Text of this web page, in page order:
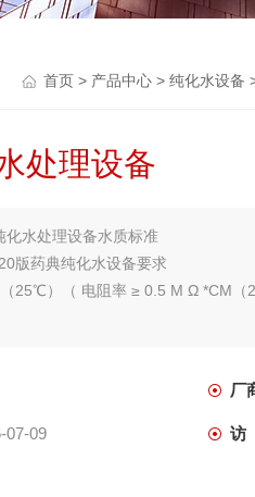
首页 > 产品中心 > 纯化水设备
处理设备
化水处理设备水质标准
版药典纯化水设备要求
25℃）（ 电阻率 ≥ 0.5 M Ω *CM（
厂
07-09 访